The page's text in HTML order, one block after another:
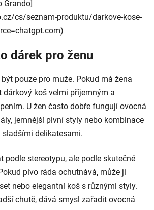
Grando]
cs/seznam-produktu/darkove-kose-
dárek pro ženu
pouze pro muže. Pokud má žena
dárkový koš velmi příjemným a
U žen často dobře fungují ovocná
jemnější pivní styly nebo kombinace
delikatesami.
podle stereotypu, ale podle skutečné
pivo ráda ochutnává, může ji
nebo elegantní koš s různými styly.
chutě, dává smysl zařadit ovocná